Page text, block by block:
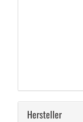
Hersteller